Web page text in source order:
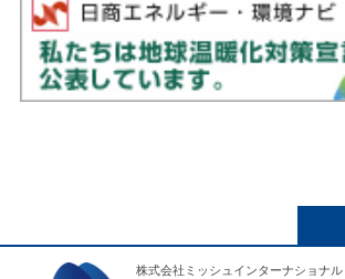
株式会社ミッシュインターナショナル